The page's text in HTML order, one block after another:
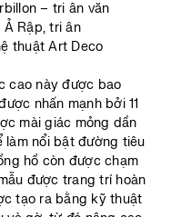
cao này được bao
nhấn mạnh bởi 11
mài giác mỏng dần
làm nổi bật đường tiêu
hồ còn được chạm
được trang trí hoàn
tạo ra bằng kỹ thuật